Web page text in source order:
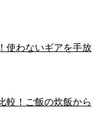
使わないギアを手放
較！ご飯の炊飯から